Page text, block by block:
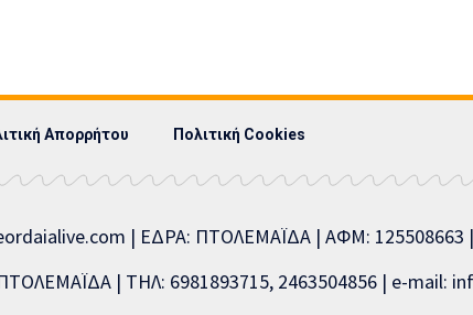
Απορρήτου Πολιτική Cookies
| eordaialive.com | ΕΔΡΑ: ΠΤΟΛΕΜΑΪΔΑ | ΑΦΜ:
| ΤΗΛ: 6981893715, 2463504856 | e-mail: